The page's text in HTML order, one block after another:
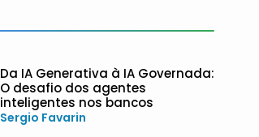
Da IA Generativa à IA Governada:
O desafio dos agentes
inteligentes nos bancos
Sergio Favarin